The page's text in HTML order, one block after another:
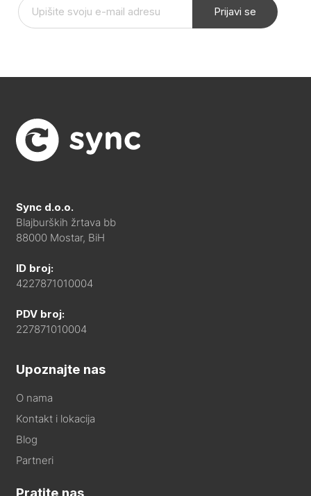
Prijavi se
Sync d.o.o.
Blajburških žrtava bb
88000 Mostar, BiH
ID broj:
4227871010004
PDV broj:
227871010004
Upoznajte nas
O nama
Kontakt i lokacija
Blog
Partneri